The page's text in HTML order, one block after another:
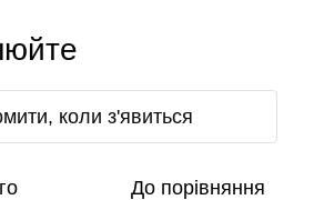
коли з'явиться
До порівняння